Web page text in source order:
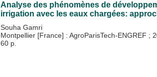
Analyse des phénomènes de
irrigation avec les eaux chargées:
Souha Gamri
Montpellier [France] : AgroParisTech-ENGREF ;
60 p.